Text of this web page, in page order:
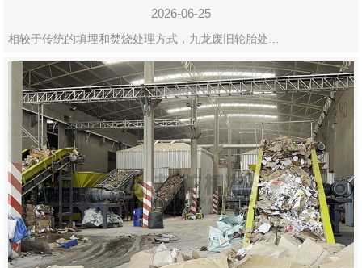
资源
2026-06-25
相较于传统的填埋和焚烧处理方式，九龙废旧轮胎处…